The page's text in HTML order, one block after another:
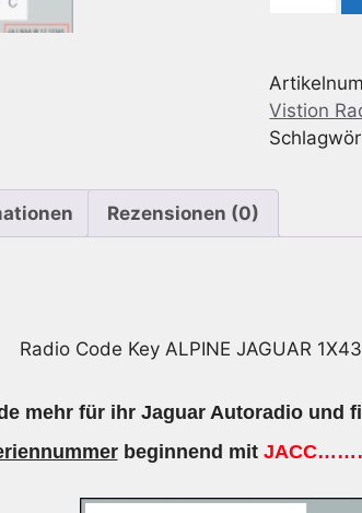
Alpine
Jaguar
1X43-
DB
Vistion
Rezensionen (0)
Radio Code Key ALPINE JAGUAR
mehr für ihr Jaguar Autoradio und
beginnend mit